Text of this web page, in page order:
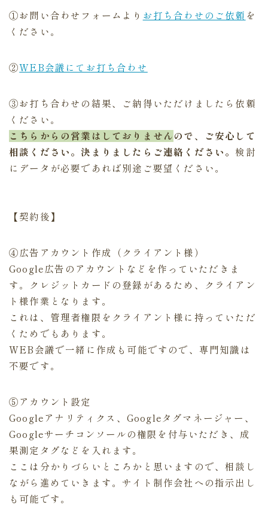
①お問い合わせフォームより お打ち合わせのご依頼 を
ください。
②WEB会議にてお打ち合わせ
③お打ち合わせの結果、ご納得いただけましたら依頼
ください。
こちらからの営業はしておりませんので、ご安心して
相談ください。決まりましたらご連絡ください。 検討
にデータが必要であれば別途ご要望ください。
【契約後】
④広告アカウント作成（クライアント様）
Google広告のアカウントなどを作っていただきま
す。クレジットカードの登録があるため、クライアン
ト様作業となります。
これは、管理者権限をクライアント様に持っていただ
くためでもあります。
WEB会議で一緒に作成も可能ですので、専門知識は
不要です。
⑤アカウント設定
Googleアナリティクス、Googleタグマネージャー、
Googleサーチコンソールの権限を付与いただき、成
果測定タグなどを入れます。
ここは分かりづらいところかと思いますので、相談し
ながら進めていきます。サイト制作会社への指示出し
も可能です。